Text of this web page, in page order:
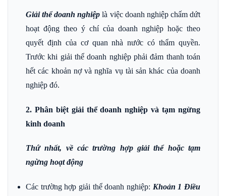
Giải thể doanh nghiệp là việc doanh nghiệp chấm dứt
hoạt động theo ý chí của doanh nghiệp hoặc theo
quyết định của cơ quan nhà nước có thẩm quyền.
Trước khi giải thể doanh nghiệp phải đảm thanh toán
hết các khoản nợ và nghĩa vụ tài sản khác của doanh
nghiệp đó.
2. Phân biệt giải thể doanh nghiệp và tạm ngừng
kinh doanh
Thứ nhất, về các trường hợp giải thể hoặc tạm
ngừng hoạt động
Các trường hợp giải thể doanh nghiệp: Khoản 1 Điều